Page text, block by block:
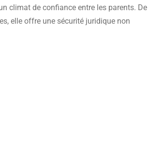
climat de confiance entre les parents. De
elle offre une sécurité juridique non